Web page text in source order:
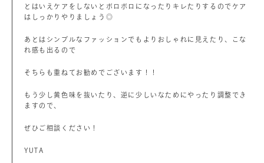
とはいえケアをしないとボロボロになったりキレたりするのでケア
はしっかりやりましょう◎
あとはシンプルなファッションでもよりおしゃれに見えたり、こな
れ感も出るので
そちらも重ねてお勧めでございます！！
もう少し黄色味を抜いたり、逆に少しいなためにやったり調整でき
ますので、
ぜひご相談ください！
YUTA